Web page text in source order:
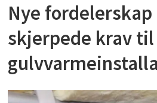
Nye
skjerpede krav